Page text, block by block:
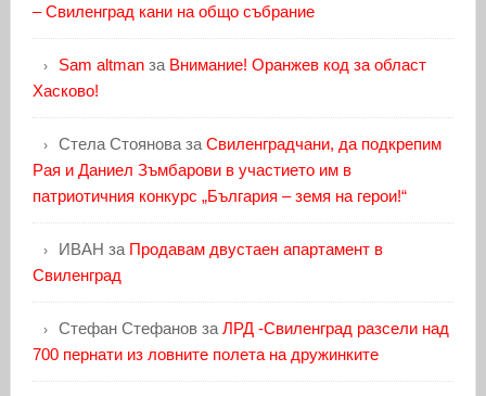
– Свиленград кани на общо събрание
Sam altmanза Внимание! Оранжев код за област
Хасково!
Стела Стояноваза Свиленградчани, да подкрепим
Рая и Даниел Зъмбарови в участието им в
патриотичния конкурс „България – земя на герои!“
ИВАН за Продавам двустаен апартамент в
Свиленград
Стефан Стефановза ЛРД -Свиленград разсели над
700 пернати из ловните полета на дружинките